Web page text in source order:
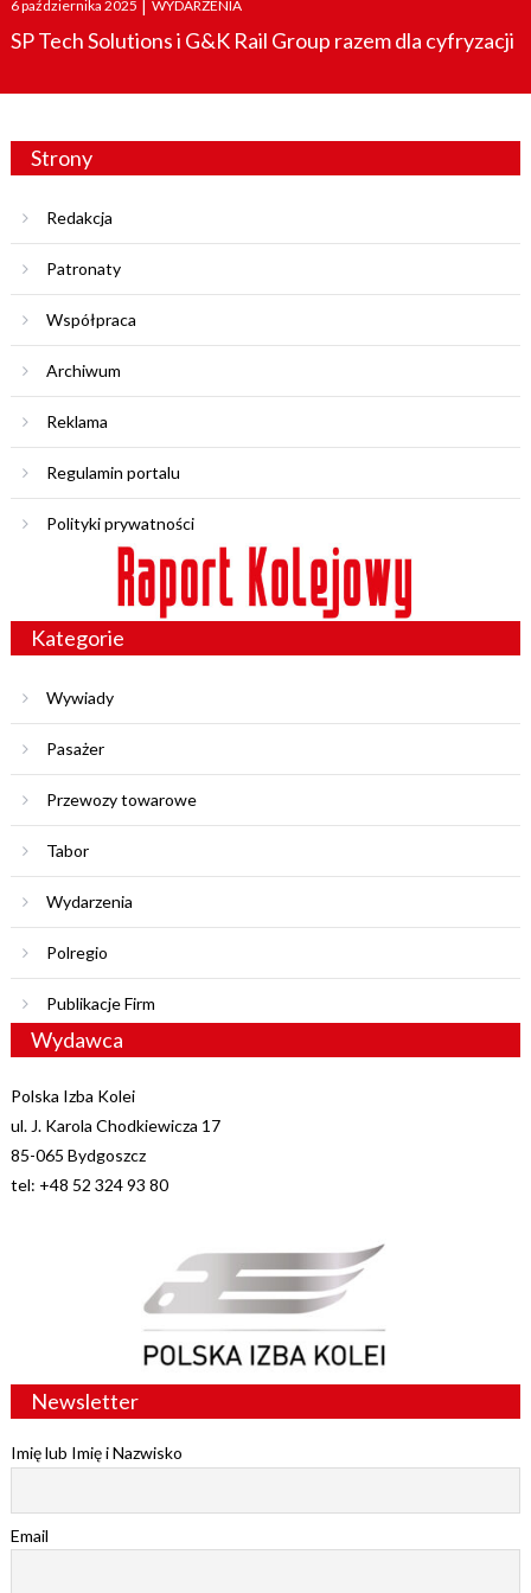
on
6 października 2025 | WYDARZENIA
SP Tech Solutions i G&K Rail Group razem dla cyfryzacji
Strony
Redakcja
Patronaty
Współpraca
Archiwum
Reklama
Regulamin portalu
Polityki prywatności
Kategorie
Wywiady
Pasażer
Przewozy towarowe
Tabor
Wydarzenia
Polregio
Publikacje Firm
Wydawca
Polska Izba Kolei
ul. J. Karola Chodkiewicza 17
85-065 Bydgoszcz
tel: +48 52 324 93 80
Newsletter
Imię lub Imię i Nazwisko
Email